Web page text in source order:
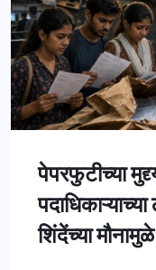
पेपरफुटीच्या
शिंदेंच्या